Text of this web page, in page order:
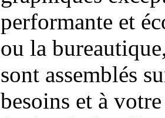
performante et
ou la
sont assemblés
besoins et à